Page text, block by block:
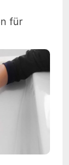
für